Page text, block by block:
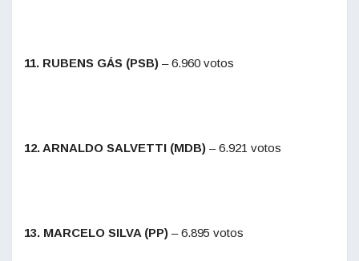
11. RUBENS GÁS (PSB) – 6.960 votos
12. ARNALDO SALVETTI (MDB) – 6.921 votos
13. MARCELO SILVA (PP) – 6.895 votos